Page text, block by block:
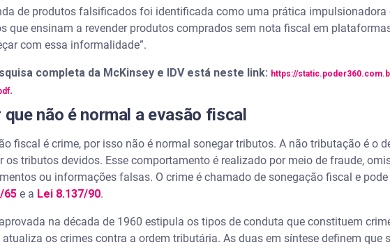
de produtos falsificados foi identificada como uma prática
que ensinam a revender produtos comprados sem nota fiscal em
com essa informalidade”.
completa da McKinsey e IDV está neste link: https://
.
que não é normal a evasão fiscal
fiscal é crime, por isso não é normal sonegar tributos. A não tributação é o
os tributos devidos. Esse comportamento é realizado por meio de fraude,
ou informações falsas. O crime é chamado de sonegação fiscal e
65 e a Lei 8.137/90.
na década de 1960 estipula os tipos de conduta que constituem
atualiza os crimes contra a ordem tributária. As duas em síntese definem